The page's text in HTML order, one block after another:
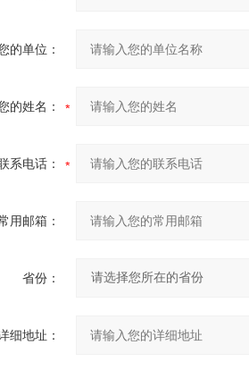
的单位：
的姓名：
系电话：
用邮箱：
省份：
细地址：